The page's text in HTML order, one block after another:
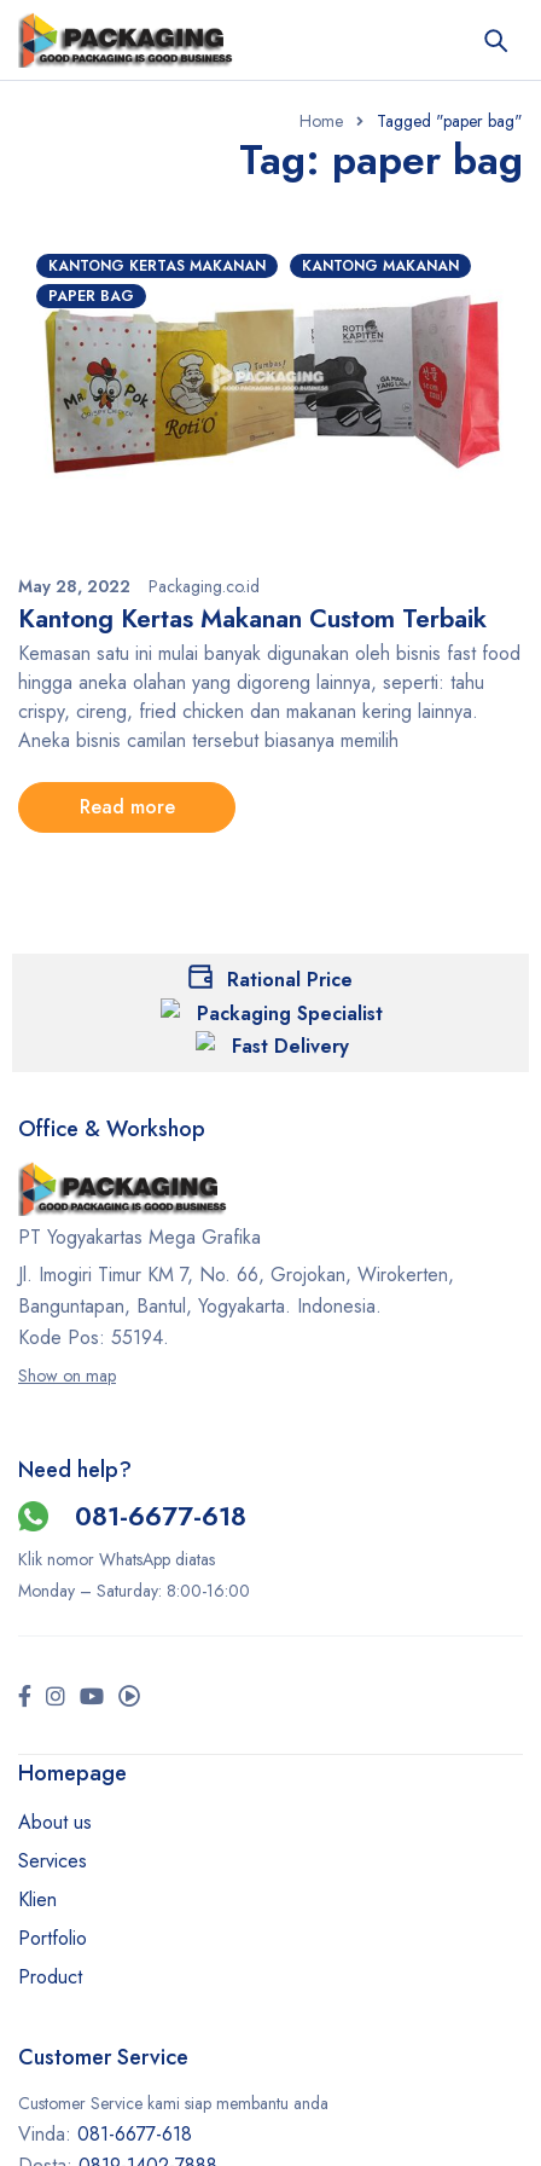
Home Tagged "paper bag"
Tag: paper bag
KANTONG KERTAS MAKANAN
KANTONG MAKANAN
PAPER BAG
May 28, 2022 Packaging.co.id
Kantong Kertas Makanan Custom Terbaik
Kemasan satu ini mulai banyak digunakan oleh bisnis fast food
hingga aneka olahan yang digoreng lainnya, seperti: tahu
crispy, cireng, fried chicken dan makanan kering lainnya.
Aneka bisnis camilan tersebut biasanya memilih
Read more
Rational Price
Packaging Specialist
Fast Delivery
Office & Workshop
PT Yogyakartas Mega Grafika
Jl. Imogiri Timur KM 7, No. 66, Grojokan, Wirokerten,
Banguntapan, Bantul, Yogyakarta. Indonesia.
Kode Pos: 55194.
Show on map
Need help?
081-6677-618
Klik nomor WhatsApp diatas
Monday – Saturday: 8:00-16:00
Homepage
About us
Services
Klien
Portfolio
Product
Customer Service
Customer Service kami siap membantu anda
Vinda: 081-6677-618